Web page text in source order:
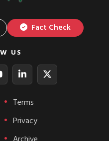
Fact Check
US
Terms
Privacy